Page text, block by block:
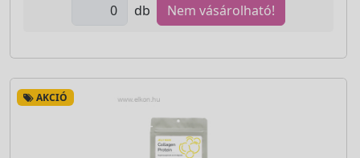
db Nem vásárolható!
AKCIÓ